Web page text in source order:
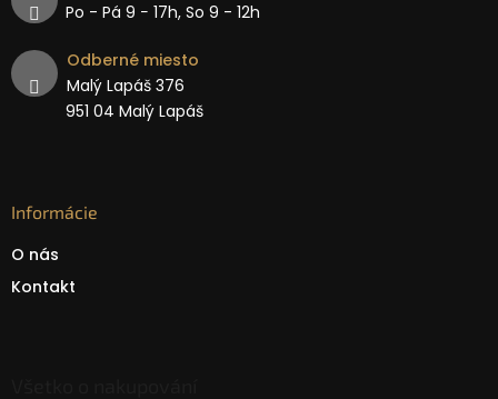
Po - Pá 9 − 17h, So 9 - 12h
Odberné miesto
Malý Lapáš 376
951 04 Malý Lapáš
Informácie
O nás
Kontakt